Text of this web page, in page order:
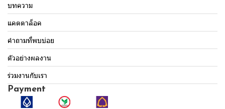
บทความ
แคตตาล็อค
คำถามที่พบบ่อย
ตัวอย่างผลงาน
ร่วมงานกับเรา
Payment